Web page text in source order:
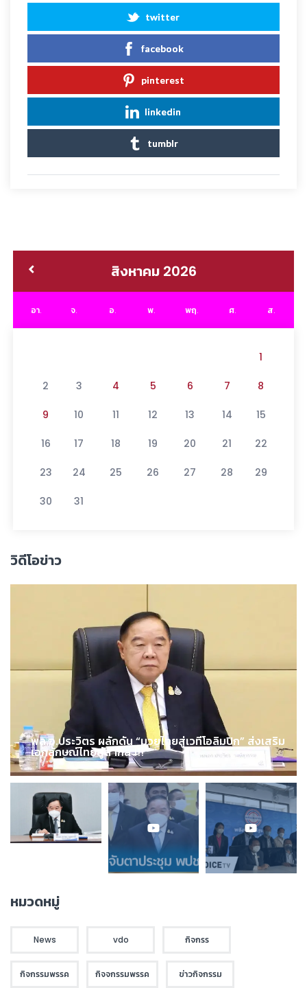
twitter
facebook
pinterest
linkedin
tumblr
สิงหาคม 2026
อา. จ. อ. พ. พฤ. ศ. ส.
1
2 3 4 5 6 7 8
9 10 11 12 13 14 15
16 17 18 19 20 21 22
23 24 25 26 27 28 29
30 31
วิดีโอข่าว
พล.อ.ประวิตร ผลักดัน “มวยไทยสู่เวทีโอลิมปิก” ส่งเสริม
เอกลักษณ์ไทยสู่สากล !!!
หมวดหมู่
News vdo กิจกรร
กิจกรรมพรรค กิจจกรรมพรรค ข่าวกิจกรรม